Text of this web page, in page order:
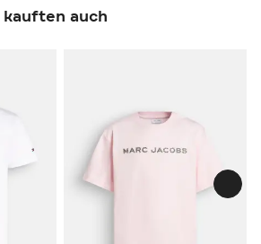
auch